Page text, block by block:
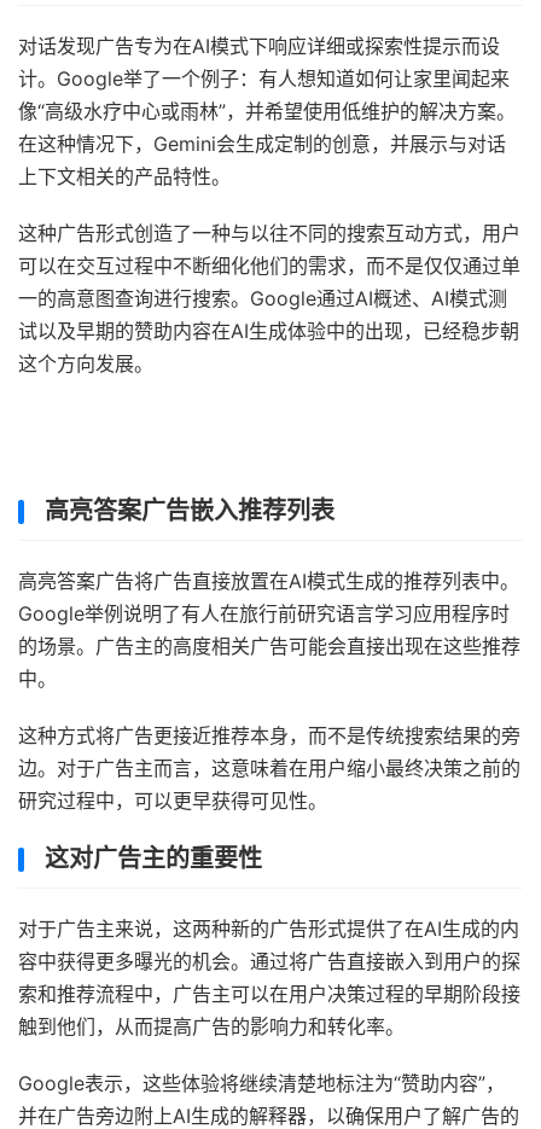
对话发现广告专为在AI模式下响应详细或探索性提示而设
计。Google举了一个例子：有人想知道如何让家里闻起来
像“高级水疗中心或雨林”，并希望使用低维护的解决方案。
在这种情况下，Gemini会生成定制的创意，并展示与对话
上下文相关的产品特性。
这种广告形式创造了一种与以往不同的搜索互动方式，用户
可以在交互过程中不断细化他们的需求，而不是仅仅通过单
一的高意图查询进行搜索。Google通过AI概述、AI模式测
试以及早期的赞助内容在AI生成体验中的出现，已经稳步朝
这个方向发展。
高亮答案广告嵌入推荐列表
高亮答案广告将广告直接放置在AI模式生成的推荐列表中。
Google举例说明了有人在旅行前研究语言学习应用程序时
的场景。广告主的高度相关广告可能会直接出现在这些推荐
中。
这种方式将广告更接近推荐本身，而不是传统搜索结果的旁
边。对于广告主而言，这意味着在用户缩小最终决策之前的
研究过程中，可以更早获得可见性。
这对广告主的重要性
对于广告主来说，这两种新的广告形式提供了在AI生成的内
容中获得更多曝光的机会。通过将广告直接嵌入到用户的探
索和推荐流程中，广告主可以在用户决策过程的早期阶段接
触到他们，从而提高广告的影响力和转化率。
Google表示，这些体验将继续清楚地标注为“赞助内容”，
并在广告旁边附上AI生成的解释器，以确保用户了解广告的